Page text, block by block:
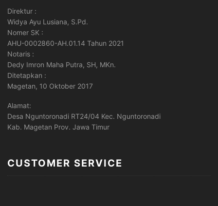
Direktur :
Widya Ayu Lusiana, S.Pd.
Nomer SK :
AHU-0002860-AH.01.14 Tahun 2021
Notaris :
Dedy Imron Maha Putra, SH, MKn.
Ditetapkan :
Magetan, 10 Oktober 2017
Alamat:
Desa Nguntoronadi RT24/04 Kec. Nguntoronadi
Kab. Magetan Prov. Jawa Timur
CUSTOMER SERVICE